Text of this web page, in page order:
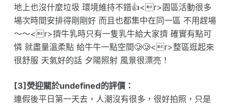
地上也沒什麼垃圾 環境維持不錯👍<r>園區活動很多
場次時間安排得剛剛好 而且也都集中在同一區 不用趕場
～～<r>擠牛乳時只有一隻乳牛給大家擠 確實有點可
憐 就盡量溫柔點 給牛牛一點空間🥲🥲<r>整區逛起來
很舒服 天氣好的話 夕陽照射 風景很漂亮！
[3]熒迎關於undefined的評價：
連假後平日第一天去，人潮沒有很多，很好拍照，只是